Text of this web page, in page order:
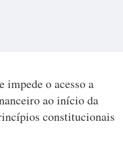
o acesso a
ao início da
constitucionais